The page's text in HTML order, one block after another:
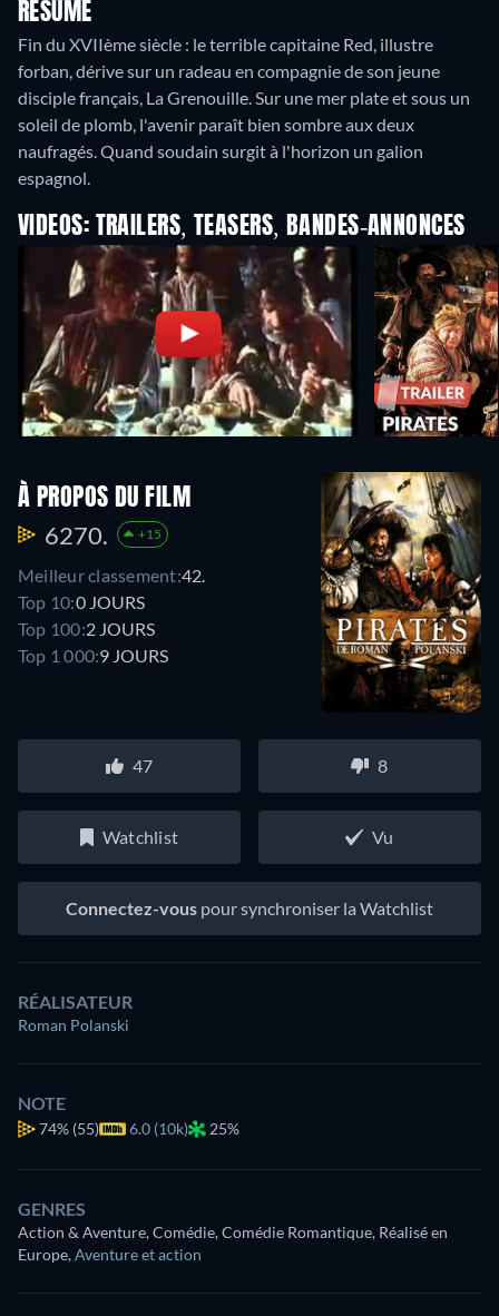
RÉSUMÉ
Fin du XVIIème siècle : le terrible capitaine Red, illustre
forban, dérive sur un radeau en compagnie de son jeune
disciple français, La Grenouille. Sur une mer plate et sous un
soleil de plomb, l'avenir paraît bien sombre aux deux
naufragés. Quand soudain surgit à l'horizon un galion
espagnol.
VIDEOS: TRAILERS, TEASERS, BANDES-ANNONCES
À PROPOS DU FILM
6270. +15
Meilleur classement:42.
Top 10:0 JOURS
Top 100:2 JOURS
Top 1 000:9 JOURS
47 8
Watchlist Vu
Connectez-vous pour synchroniser la Watchlist
RÉALISATEUR
Roman Polanski
NOTE
74% (55) 6.0 (10k) 25%
GENRES
Action & Aventure, Comédie, Comédie Romantique, Réalisé en
Europe,Aventure et action